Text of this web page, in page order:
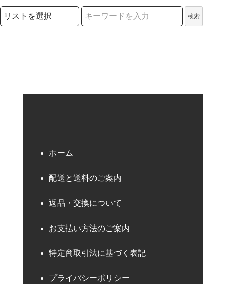
検索リストの選択
検索
ホーム
配送と送料のご案内
返品・交換について
お支払い方法のご案内
特定商取引法に基づく表記
プライバシーポリシー